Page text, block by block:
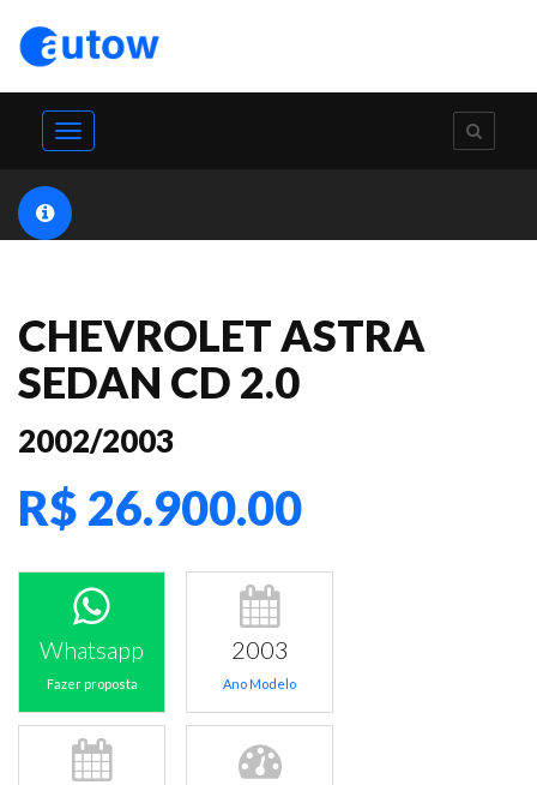
Toggle
navigation
CHEVROLET ASTRA
SEDAN CD 2.0
2002/2003
R$ 26.900.00
Whatsapp
Fazer proposta
2003
Ano Modelo